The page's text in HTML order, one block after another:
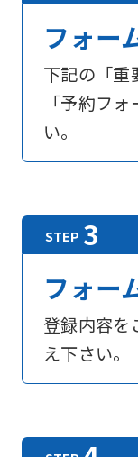
フォー
下記の「重
「予約フ
い。
フォー
登録内容を
え下さい。